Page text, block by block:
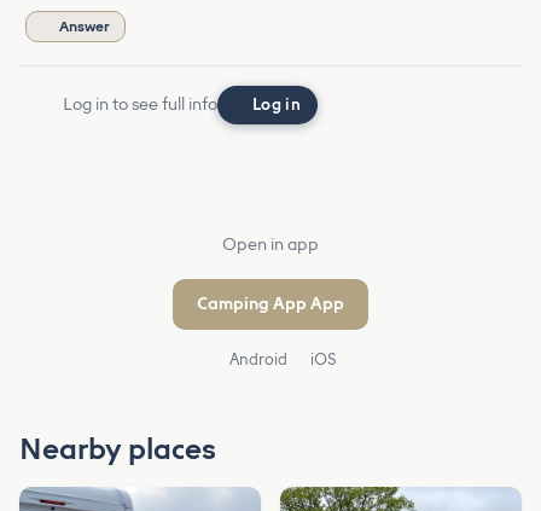
Answer
Log in to see full info Log in
Open in app
Camping App App
Android iOS
Nearby places